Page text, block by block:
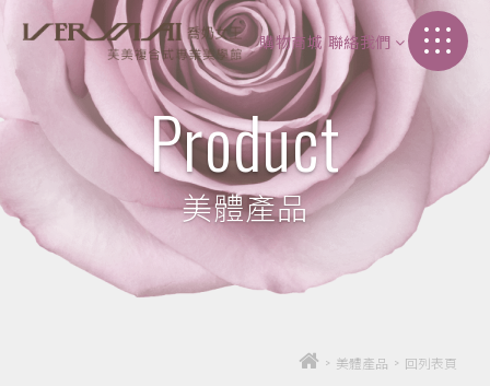
購物商城 聯絡我們
加盟介紹
聯絡我們
Product
美體產品
> 美體產品 > 回列表頁